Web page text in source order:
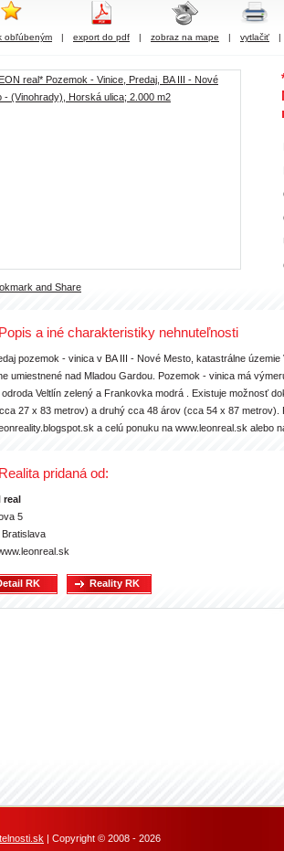
obľúbeným | export do pdf | zobraz na mape | vytlačiť |
Popis a iné charakteristiky nehnuteľnosti
pozemok - vinica v BA III - Nové Mesto, katastrálne
umiestnené nad Mladou Gardou. Pozemok - vinica má
odroda Veltlín zelený a Frankovka modrá . Existuje možnosť
27 x 83 metrov) a druhý cca 48 árov (cca 54 x 87 metrov).
a celú ponuku na www.leonreal.sk alebo
Realita pridaná od:
real
5
Bratislava
RK Reality RK
| Copyright © 2008 - 2026